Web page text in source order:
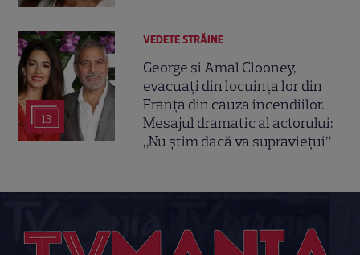
13
VEDETE STRĂINE
George și Amal Clooney,
evacuați din locuința lor din
Franța din cauza incendiilor.
Mesajul dramatic al actorului:
„Nu știm dacă va supraviețui”